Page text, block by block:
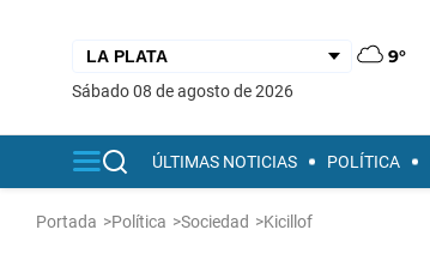
9°
sábado 08 de agosto de 2026
ÚLTIMAS NOTICIAS POLÍTICA
Portada >Política >Sociedad >Kicillof